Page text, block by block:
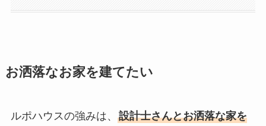
お洒落なお家を建てたい
ルポハウスの強みは、 設計士さんとお洒落な家を